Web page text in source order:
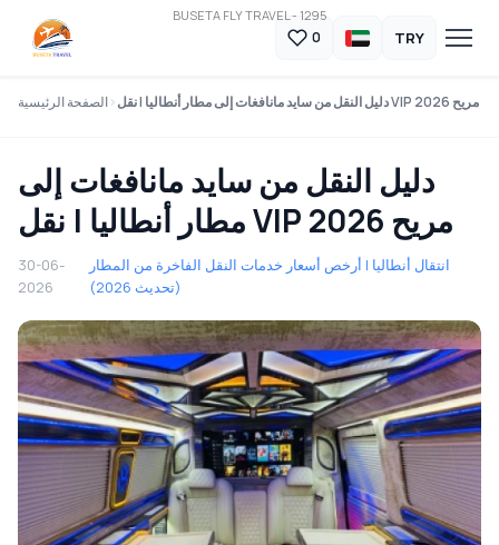
BUSETA FLY TRAVEL - 1295
0 TRY
الصفحة الرئيسية دليل النقل من سايد مانافغات إلى مطار أنطاليا | نقل VIP مريح 2026
دليل النقل من سايد مانافغات إلى
مطار أنطاليا | نقل VIP مريح 2026
30-06-
2026
انتقال أنطاليا | أرخص أسعار خدمات النقل الفاخرة من المطار
(تحديث 2026)